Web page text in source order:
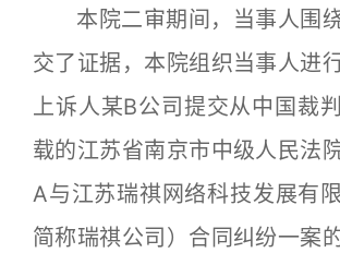
本院二审期间，当事人围
交了证据，本院组织当事人进
上诉人某B公司提交从中国裁
载的江苏省南京市中级人民法
A与江苏瑞祺网络科技发展有
简称瑞祺公司）合同纠纷一案